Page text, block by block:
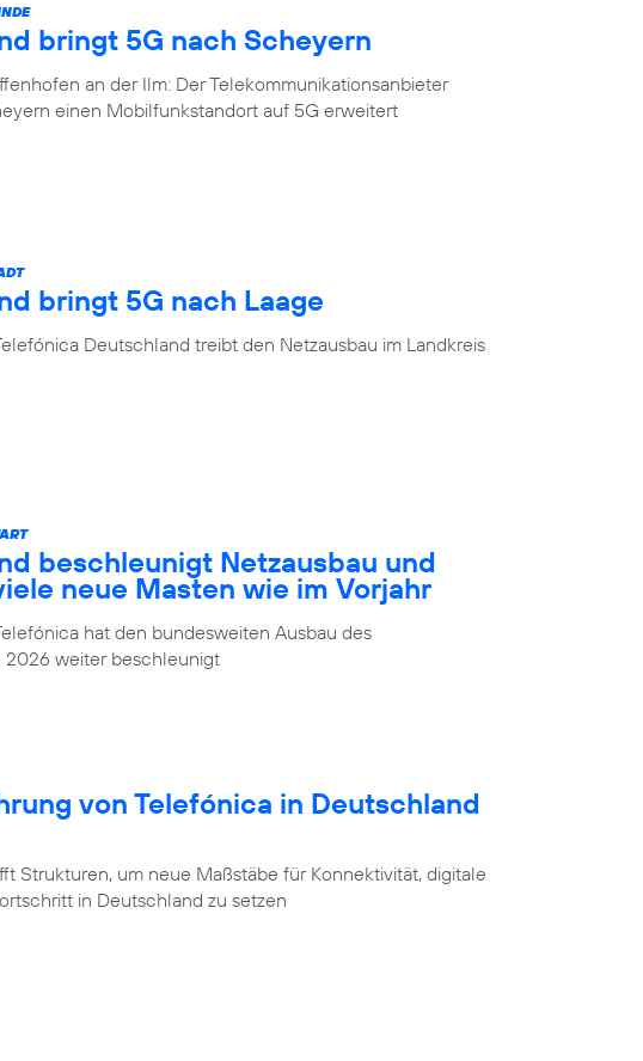
bringt 5G nach Scheyern
an der Ilm: Der Telekommunikationsanbieter
einen Mobilfunkstandort auf 5G erweitert
bringt 5G nach Laage
Deutschland treibt den Netzausbau im Landkreis
beschleunigt Netzausbau und
neue Masten wie im Vorjahr
hat den bundesweiten Ausbau des
2026 weiter beschleunigt
von Telefónica in Deutschland
Strukturen, um neue Maßstäbe für Konnektivität, digitale
in Deutschland zu setzen